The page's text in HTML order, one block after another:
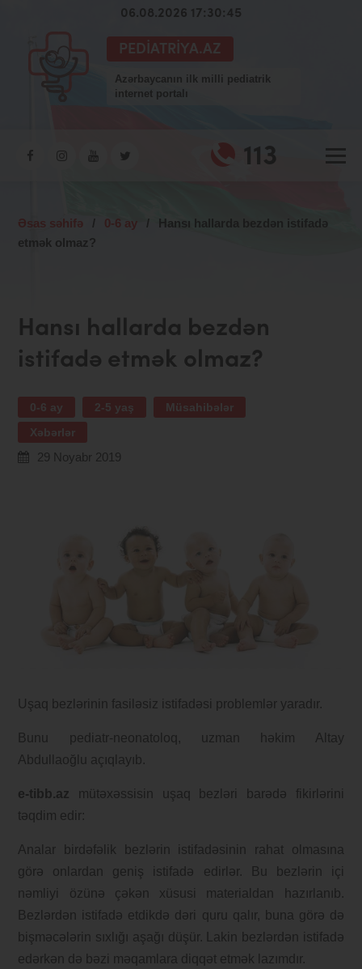
06.08.2026 17:30:45
PEDIATRIYA.AZ
Azərbaycanın ilk milli pediatrik
internet portalı
113
Əsas səhifə / 0-6 ay /
Hansı hallarda bezdən istifadə
etmək olmaz?
Hansı hallarda bezdən
istifadə etmək olmaz?
0-6 ay 2-5 yaş
Müsahibələr
Xəbərlər
29 Noyabr 2019
Uşaq bezlərinin fasiləsiz istifadəsi problemlər yaradır.
Bunu pediatr-neonatoloq, uzman həkim Altay
Abdullaoğlu açıqlayıb.
e-tibb.az mütəxəssisin uşaq bezləri barədə fikirlərini
təqdim edir:
Analar birdəfəlik bezlərin istifadəsinin rahat olmasına
görə onlardan geniş istifadə edirlər. Bu bezlərin içi
nəmliyi özünə çəkən xüsusi materialdan hazırlanıb.
Bezlərdən istifadə etdikdə dəri quru qalır, buna görə də
bişməcələrin sıxlığı aşağı düşür. Lakin bezlərdən istifadə
edərkən də bəzi məqamlara diqqət etmək lazımdır.